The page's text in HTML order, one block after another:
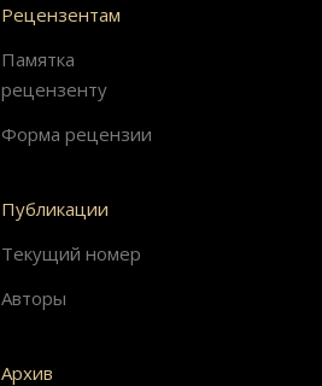
Рецензентам
Памятка
рецензенту
Форма рецензии
Публикации
Текущий номер
Авторы
Архив